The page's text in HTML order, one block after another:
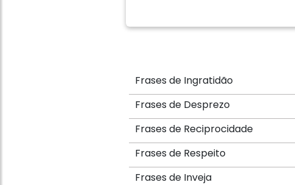
Frases de Ingratidão
Frases de Desprezo
Frases de Reciprocidade
Frases de Respeito
Frases de Inveja